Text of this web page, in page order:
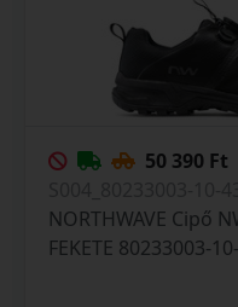
50 390 Ft
NORTHWAVE Cipő
FEKETE 80233003-